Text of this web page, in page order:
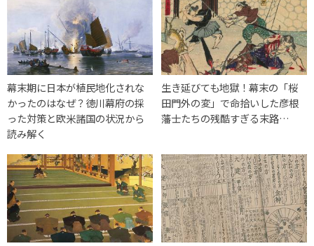
幕末期に日本が植民地化されな
かったのはなぜ？徳川幕府の採
った対策と欧米諸国の状況から
読み解く
生き延びても地獄！幕末の「桜
田門外の変」で命拾いした彦根
藩士たちの残酷すぎる末路…